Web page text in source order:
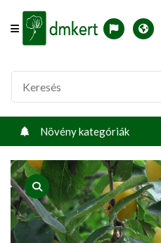
Offcanvas Menu Open
English
Növény kategóriák
product view